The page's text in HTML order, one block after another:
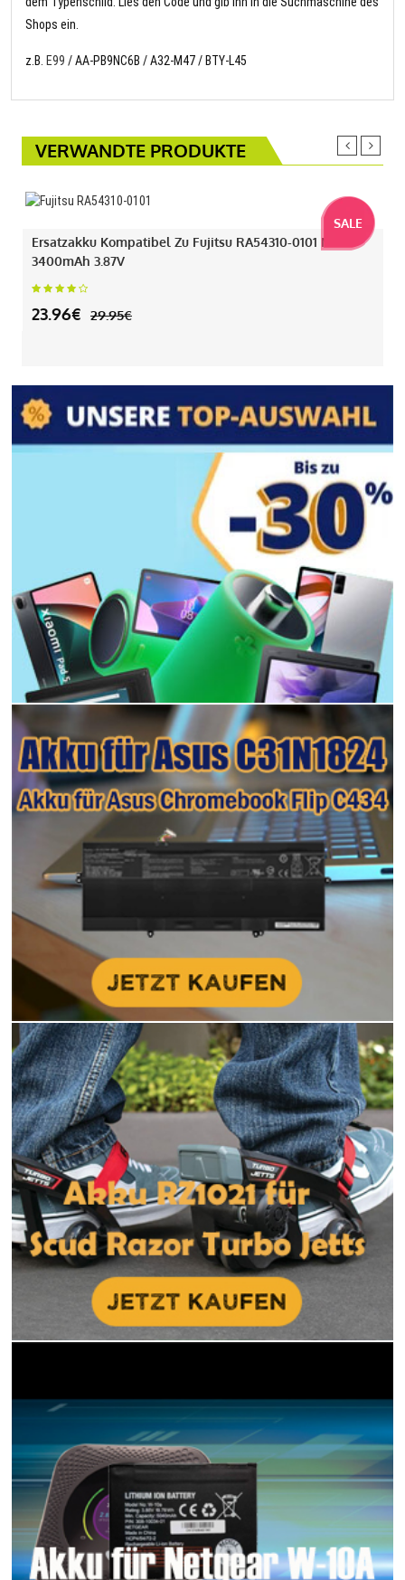
Shops ein.
z.B. E99 / AA-PB9NC6B / A32-M47 / BTY-L45
VERWANDTE PRODUKTE
SALE
Ersatzakku Kompatibel Zu Fujitsu RA54310-0101 Mit
3400mAh 3.87V
23.96€ 29.95€